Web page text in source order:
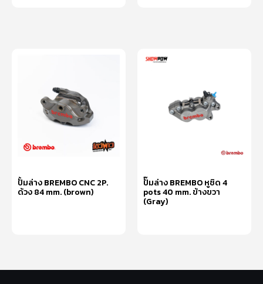
ปั้มล่าง BREMBO CNC 2P.
ด้วง 84 mm. (brown)
ปั๊มล่าง BREMBO หูชิด 4
pots 40 mm. ข้างขวา
(Gray)